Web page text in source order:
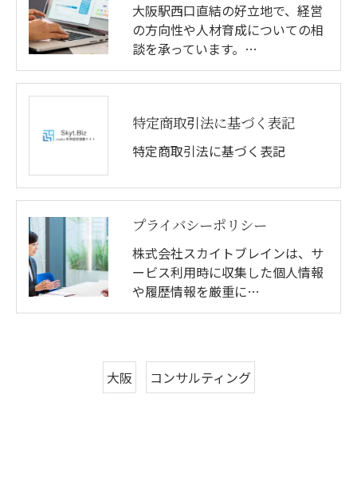
大阪駅西口直結の好立地で、経営
の方向性や人材育成についての相
談を承っています。…
特定商取引法に基づく表記
特定商取引法に基づく表記
プライバシーポリシー
株式会社スカイトブレインは、サ
ービス利用時に収集した個人情報
や履歴情報を厳重に…
大阪 コンサルティング